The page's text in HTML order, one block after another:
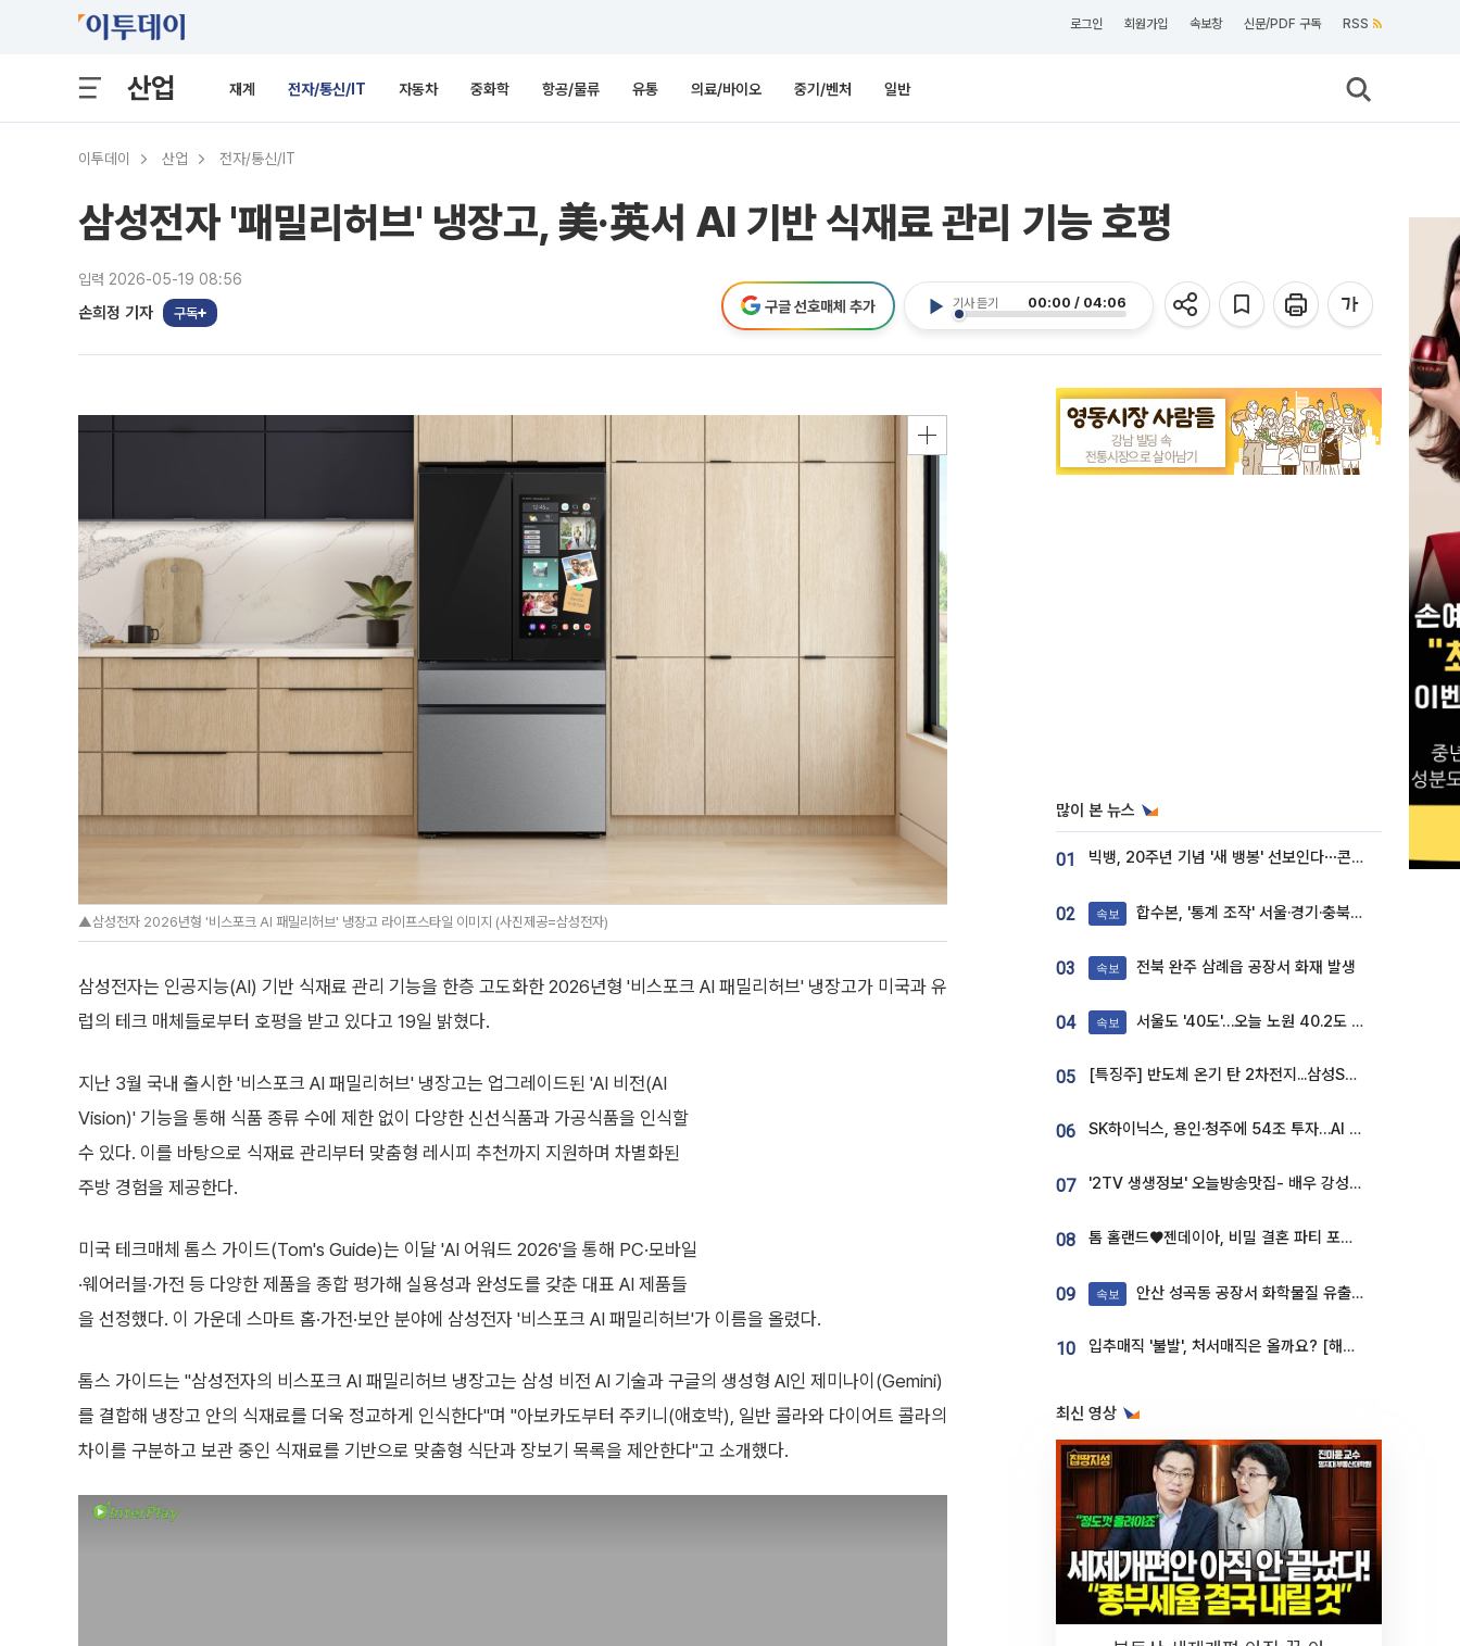
로그인 회원가입 속보창 신문/PDF 구독 RSS
산업 재계 전자/통신/IT 자동차 중화학 항공/물류 유통 의료/바이오 중기/벤처 일반
이투데이 산업 전자/통신/IT
삼성전자 '패밀리허브' 냉장고, 美·英서 AI 기반 식재료 관리 기능 호평
입력 2026-05-19 08:56
손희정 기자 구독
기사 듣기 00:00 / 04:06
구글 선호매체 추가
▲삼성전자 2026년형 '비스포크 AI 패밀리허브' 냉장고 라이프스타일 이미지 (사진제공=삼성전자)
삼성전자는 인공지능(AI) 기반 식재료 관리 기능을 한층 고도화한 2026년형 '비스포크 AI 패밀리허브' 냉장고가 미국과 유
럽의 테크 매체들로부터 호평을 받고 있다고 19일 밝혔다.
지난 3월 국내 출시한 '비스포크 AI 패밀리허브' 냉장고는 업그레이드된 'AI 비전(AI
Vision)' 기능을 통해 식품 종류 수에 제한 없이 다양한 신선식품과 가공식품을 인식할
수 있다. 이를 바탕으로 식재료 관리부터 맞춤형 레시피 추천까지 지원하며 차별화된
주방 경험을 제공한다.
미국 테크매체 톰스 가이드(Tom's Guide)는 이달 'AI 어워드 2026'을 통해 PC·모바일
·웨어러블·가전 등 다양한 제품을 종합 평가해 실용성과 완성도를 갖춘 대표 AI 제품들
을 선정했다. 이 가운데 스마트 홈·가전·보안 분야에 삼성전자 '비스포크 AI 패밀리허브'가 이름을 올렸다.
톰스 가이드는 "삼성전자의 비스포크 AI 패밀리허브 냉장고는 삼성 비전 AI 기술과 구글의 생성형 AI인 제미나이(Gemini)
를 결합해 냉장고 안의 식재료를 더욱 정교하게 인식한다"며 "아보카도부터 주키니(애호박), 일반 콜라와 다이어트 콜라의
차이를 구분하고 보관 중인 식재료를 기반으로 맞춤형 식단과 장보기 목록을 제안한다"고 소개했다.
많이 본 뉴스
01 빅뱅, 20주년 기념 '새 뱅봉' 선보인다⋯콘서트 앞두고 팝업 개최
02 속보 합수본, '통계 조작' 서울·경기·충북 선관위 등 추가 압수수색
03 속보 전북 완주 삼례읍 공장서 화재 발생
04 속보 서울도 '40도'…오늘 노원 40.2도 기록
05 [특징주] 반도체 온기 탄 2차전지...삼성SDI, 장 초반 7% 넘게 껑충
06 SK하이닉스, 용인·청주에 54조 투자…AI 메모리 생산기지 키운다
07 '2TV 생생정보' 오늘방송맛집- 배우 강성진 단골! 쌀국수ㆍ푸팟퐁 커리 맛집 '블○○○'
08 톰 홀랜드♥젠데이아, 비밀 결혼 파티 포착⋯호텔 대관비만 9억
09 속보 안산 성곡동 공장서 화학물질 유출 사고 발생
10 입추매직 '불발', 처서매직은 올까요? [해시태그]
최신 영상